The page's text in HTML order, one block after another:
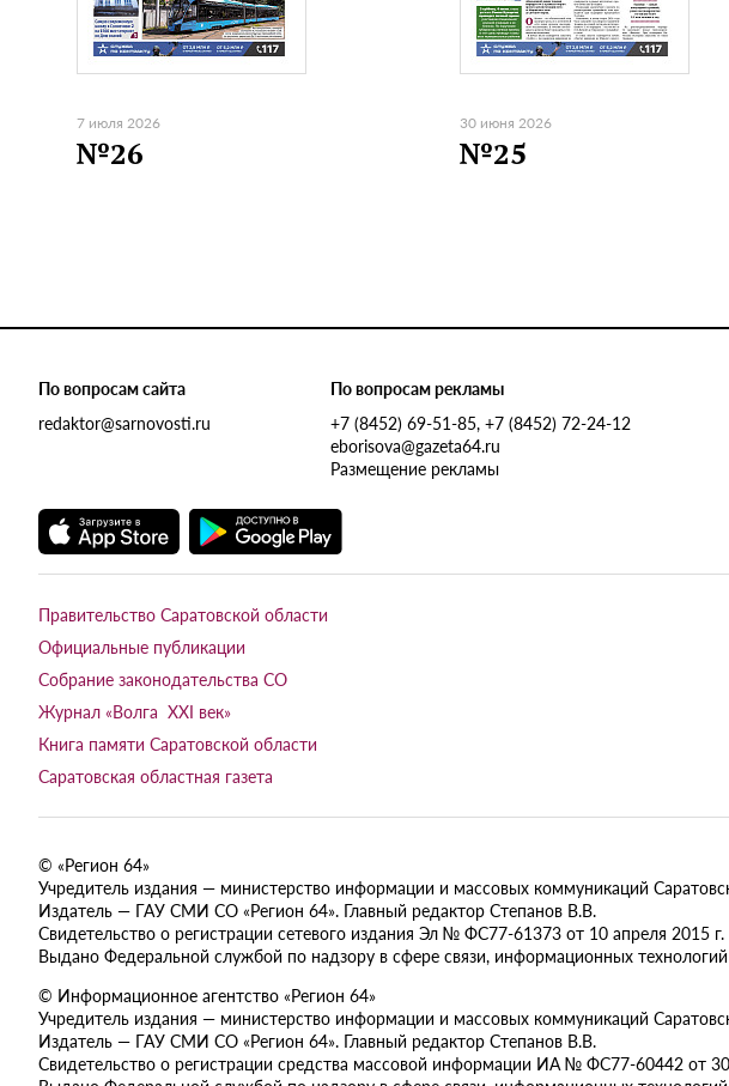
7 июля 2026
№26
30 июня 2026
№25
По вопросам сайта
redaktor@sarnovosti.ru
По вопросам рекламы
+7 (8452) 69-51-85, +7 (8452) 72-24-12
eborisova@gazeta64.ru
Размещение рекламы
Правительство Саратовской области
Официальные публикации
Собрание законодательства СО
Журнал «Волга XXI век»
Книга памяти Саратовской области
Саратовская областная газета
© «Регион 64»
Учредитель издания — министерство информации и массовых коммуникаций
Издатель — ГАУ СМИ СО «Регион 64». Главный редактор Степанов В.В.
Свидетельство о регистрации сетевого издания Эл № ФС77-61373 от 10 апреля 2015 г.
Выдано Федеральной службой по надзору в сфере связи, информационных
© Информационное агентство «Регион 64»
Учредитель издания — министерство информации и массовых коммуникаций
Издатель — ГАУ СМИ СО «Регион 64». Главный редактор Степанов В.В.
Свидетельство о регистрации средства массовой информации ИА № ФС77-60442 от